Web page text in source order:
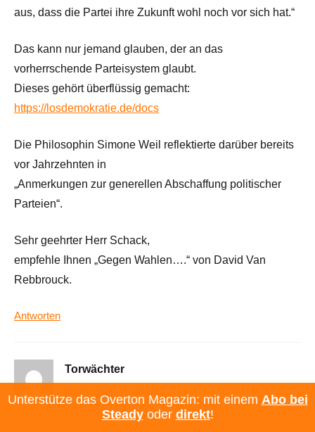
aus, dass die Partei ihre Zukunft wohl noch vor sich hat.“
Das kann nur jemand glauben, der an das
vorherrschende Parteisystem glaubt.
Dieses gehört überflüssig gemacht:
https://losdemokratie.de/docs
Die Philosophin Simone Weil reflektierte darüber bereits
vor Jahrzehnten in
„Anmerkungen zur generellen Abschaffung politischer
Parteien“.
Sehr geehrter Herr Schack,
empfehle Ihnen „Gegen Wahlen….“ von David Van
Rebbrouck.
Antworten
Torwächter
Unterstütze das Overton Magazin: mit einem Abo bei
Steadyoder direkt!